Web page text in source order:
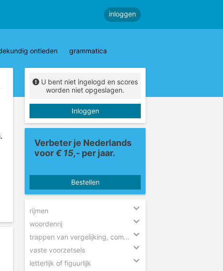
inloggen
ontleden grammatica
U bent niet ingelogd en scores
worden niet opgeslagen.
Inloggen
Verbeter je Nederlands
voor€ 15,- per jaar.
Bestellen
rijmen
woordenrij
trappen van vergelijking, comparatief en superlatief
vaste voorzetsels
letterlijk of figuurlijk